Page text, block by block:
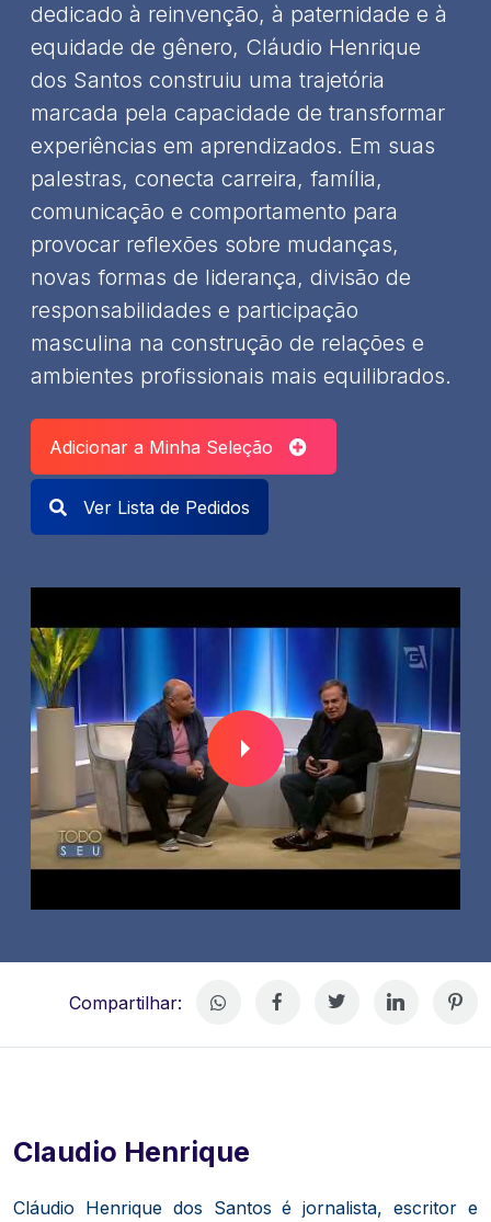
dedicado à reinvenção, à paternidade e à
equidade de gênero, Cláudio Henrique
dos Santos construiu uma trajetória
marcada pela capacidade de transformar
experiências em aprendizados. Em suas
palestras, conecta carreira, família,
comunicação e comportamento para
provocar reflexões sobre mudanças,
novas formas de liderança, divisão de
responsabilidades e participação
masculina na construção de relações e
ambientes profissionais mais equilibrados.
Adicionar a Minha Seleção
Ver Lista de Pedidos
Compartilhar:
Claudio Henrique
Cláudio Henrique dos Santos é jornalista, escritor e